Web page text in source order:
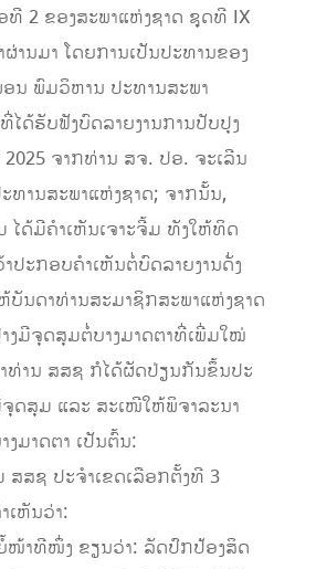
2 ຂອງສະພາແຫ່ງຊາດ ຊຸດທີ IX
ານມາ ໂດຍການເປັນປະທານຂອງ
ນ ພົມວິຫານ ປະທານສະພາ
ໄດ້ຮັບຟັງບົດລາຍງານການປັບປຸງ
ຈາກທ່ານ ສຈ. ປອ. ຈະເລີນ
ທານສະພາແຫ່ງຊາດ; ຈາກນັ້ນ,
ໄດ້ມີຄຳເຫັນເຈາະຈີ້ມ ທັງໃຫ້ທິດ
ປະກອບຄຳເຫັນຕໍ່ບົດລາຍງານດັ່ງ
ບັນດາທ່ານສະມາຊິກສະພາແຫ່ງຊາດ
ງມີຈຸດສຸມຕໍ່ບາງມາດຕາທີ່ເພີ່ມໃໝ່
ທ່ານ ສສຊ ກໍໄດ້ຜັດປ່ຽນກັນຂຶ້ນປະ
ດສຸມ ແລະ ສະເໜີໃຫ້ພິຈາລະນາ
ງມາດຕາ ເປັນຕົ້ນ:
ສສຊ ປະຈຳເຂດເລືອກຕັ້ງທີ 3
ເຫັນວ່າ:
ໜ້າທີໜຶ່ງ ຂຽນວ່າ: ລັດປົກປ້ອງສິດ